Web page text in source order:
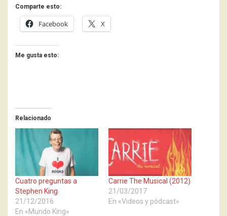
Comparte esto:
Facebook X
Me gusta esto:
Relacionado
Cuatro preguntas a
Stephen King
21/12/2016
En «Mundo King»
Carrie The Musical (2012)
21/03/2017
En «Videos y pódcast»